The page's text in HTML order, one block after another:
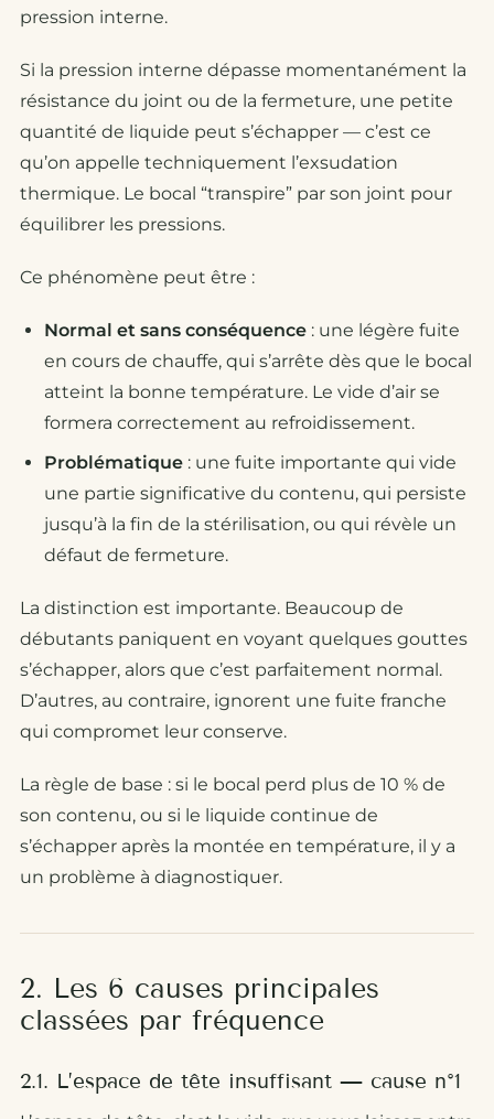
pression interne.
Si la pression interne dépasse momentanément la
résistance du joint ou de la fermeture, une petite
quantité de liquide peut s’échapper — c’est ce
qu’on appelle techniquement l’exsudation
thermique. Le bocal “transpire” par son joint pour
équilibrer les pressions.
Ce phénomène peut être :
Normal et sans conséquence : une légère fuite
en cours de chauffe, qui s’arrête dès que le bocal
atteint la bonne température. Le vide d’air se
formera correctement au refroidissement.
Problématique : une fuite importante qui vide
une partie significative du contenu, qui persiste
jusqu’à la fin de la stérilisation, ou qui révèle un
défaut de fermeture.
La distinction est importante. Beaucoup de
débutants paniquent en voyant quelques gouttes
s’échapper, alors que c’est parfaitement normal.
D’autres, au contraire, ignorent une fuite franche
qui compromet leur conserve.
La règle de base : si le bocal perd plus de 10 % de
son contenu, ou si le liquide continue de
s’échapper après la montée en température, il y a
un problème à diagnostiquer.
2. Les 6 causes principales
classées par fréquence
2.1. L’espace de tête insuffisant — cause n°1